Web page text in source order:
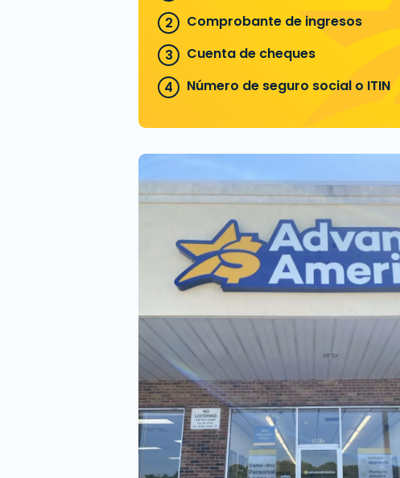
Comprobante de ingresos
Cuenta de cheques
Número de seguro social o ITIN